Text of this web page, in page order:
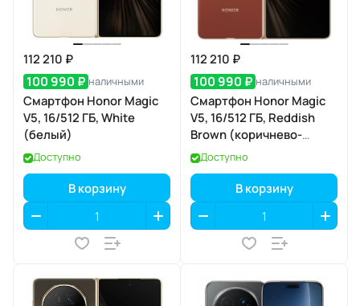
112 210 ₽
100 990 ₽ наличными
Смартфон Honor Magic
V5, 16/512 ГБ, White
(белый)
Доступно
В корзину
112 210 ₽
100 990 ₽ наличными
Смартфон Honor Magic
V5, 16/512 ГБ, Reddish
Brown (коричнево-
красный)
Доступно
В корзину